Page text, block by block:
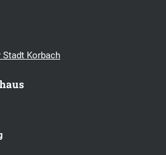
Stadt Korbach